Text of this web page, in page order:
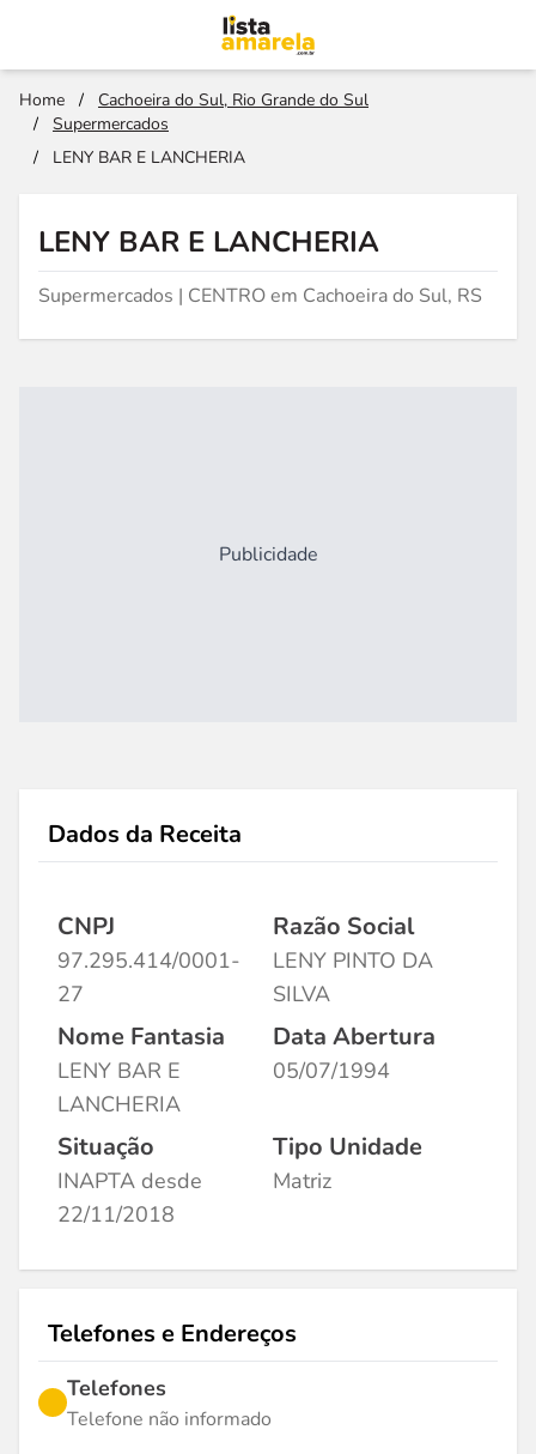
Home /
Cachoeira do Sul, Rio Grande do Sul
/
Supermercados
/
LENY BAR E LANCHERIA
LENY BAR E LANCHERIA
Supermercados | CENTRO em Cachoeira do Sul, RS
Publicidade
Dados da Receita
CNPJ
97.295.414/0001-
27
Razão Social
LENY PINTO DA
SILVA
Nome Fantasia
LENY BAR E
LANCHERIA
Data Abertura
05/07/1994
Situação
INAPTA desde
22/11/2018
Tipo Unidade
Matriz
Telefones e Endereços
Telefones
Telefone não informado